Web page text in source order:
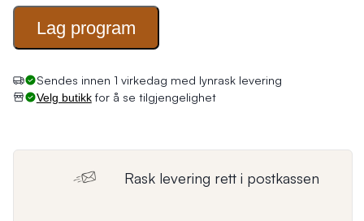
Lag program
Velg butikkfor å se tilgjengelighet
Rask levering rett i postkassen